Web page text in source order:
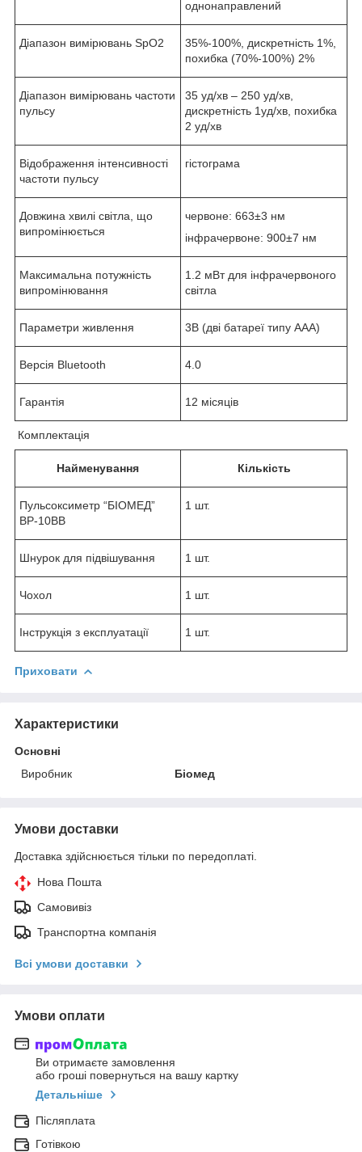
однонаправлений
Діапазон вимірювань SpO2
35%-100%, дискретність 1%,
похибка (70%-100%) 2%
Діапазон вимірювань частоти
пульсу
35 уд/хв – 250 уд/хв,
дискретність 1уд/хв, похибка
2 уд/хв
Відображення інтенсивності
частоти пульсу
гістограма
Довжина хвилі світла, що
випромінюється
червоне: 663±3 нм
інфрачервоне: 900±7 нм
Максимальна потужність
випромінювання
1.2 мВт для інфрачервоного
світла
Параметри живлення 3В (дві батареї типу ААА)
Версія Bluetooth 4.0
Гарантія 12 місяців
Комплектація
Найменування Кількість
Пульсоксиметр “БІОМЕД”
BP-10BB
1 шт.
Шнурок для підвішування 1 шт.
Чохол 1 шт.
Інструкція з експлуатації 1 шт.
Приховати
Характеристики
Основні
Виробник
Біомед
Умови доставки
Доставка здійснюється тільки по передоплаті.
Нова Пошта
Самовивіз
Транспортна компанія
Всі умови доставки
Умови оплати
Ви отримаєте замовлення
або гроші повернуться на вашу картку
Детальніше
Післяплата
Готівкою